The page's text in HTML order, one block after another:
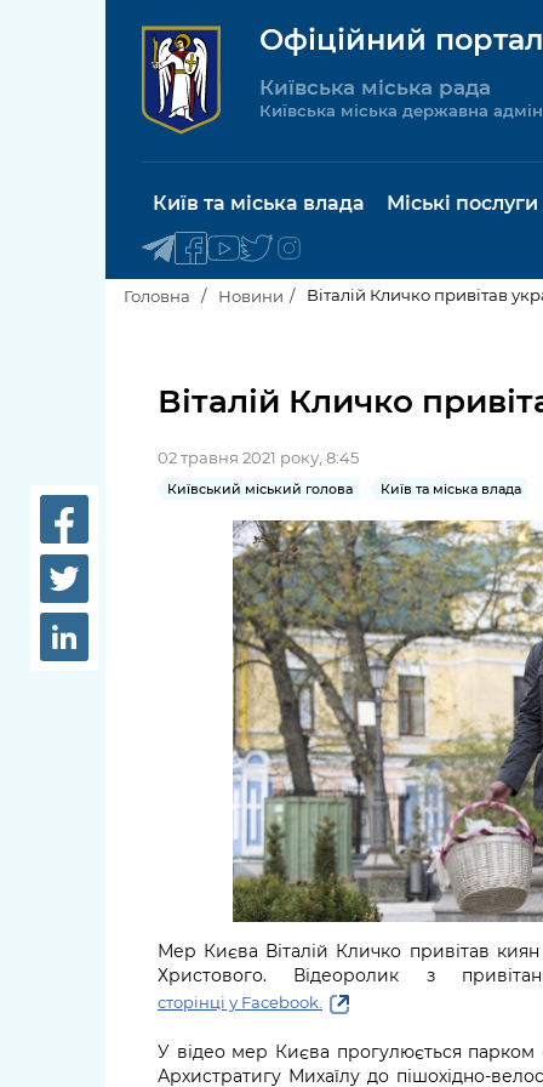
Офіційний
Київська міська рада
Київська міська державна
Київ та міська влада
Київська міська рада
Про Київ
Керівництво КМДА
Структура
Рішення та розпорядження
Проєкти розпоряджень, що
перебувають на погодженні
КМВА
Міські послуги
послуги
Паспорт,
довідки
Лікарні
Освіта
заклади
Дороги,
парковки
Головна Новини Віталій Кличко привітав
Віталій Кличко
02 травня 2021 року, 8:45
Київський міський голова Київ та міська влада
Мер Києва Віталій Кличко привітав киян
Христового. Відеоролик з
сторінці у Facebook.
У відео мер Києва прогулюється парком
Архистратигу Михаїлу до пішохідно-